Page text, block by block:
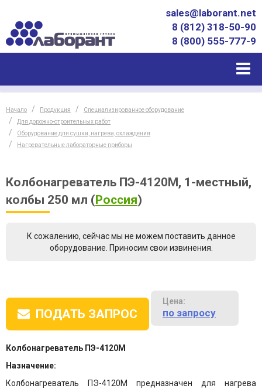
sales@laborant.net
8 (812) 318-50-90
8 (800) 555-777-9
Начало Продукция
Специализированное оборудование
Для дорожно-строительных работ
Оборудование для сушки, нагрева, охлаждения
Нагревательные лабораторные приборы
Колбонагреватель ПЭ-4120М, 1-местный,
колбы 250 мл (Россия)
К сожалению, сейчас мы не можем поставить данное
оборудование. Приносим свои извинения.
ПОДАТЬ ЗАПРОС
Цена:
по запросу
Колбонагреватель ПЭ-4120М
Назначение:
Колбонагреватель ПЭ-4120М предназначен для нагрева